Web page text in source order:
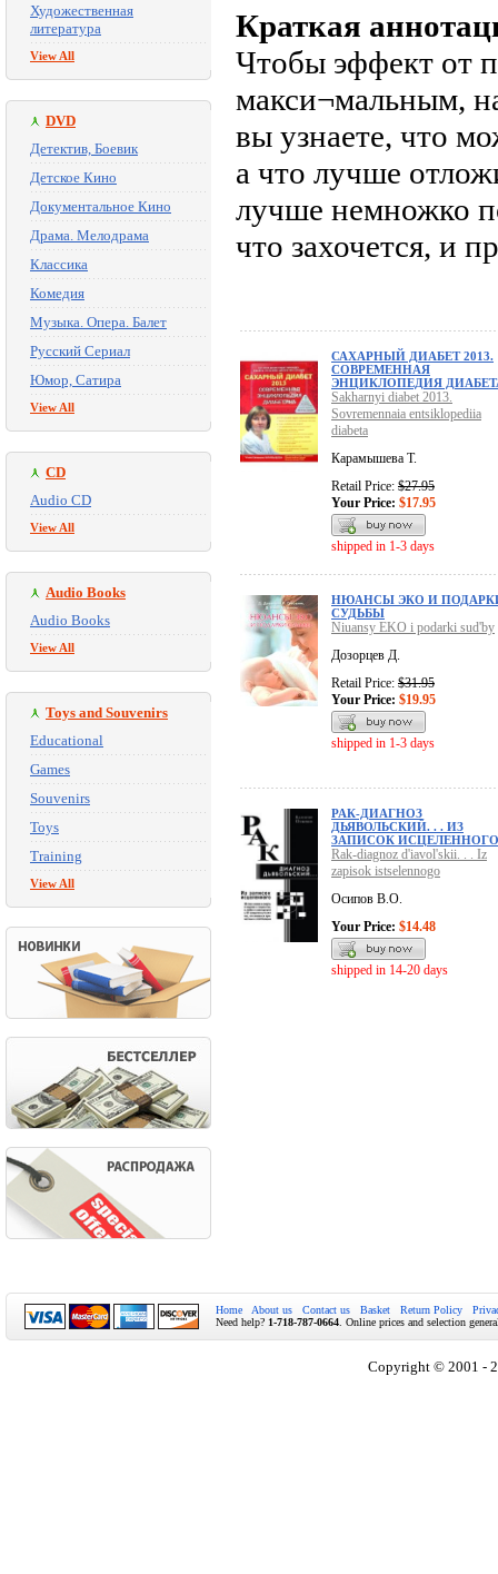
Художественная
литература
View All
DVD
Детектив, Боевик
Детское Кино
Документальное Кино
Драма. Мелодрама
Классика
Комедия
Музыка. Опера. Балет
Русский Сериал
Юмор, Сатира
View All
CD
Audio CD
View All
Audio Books
Audio Books
View All
Toys and Souvenirs
Educational
Games
Souvenirs
Toys
Training
View All
Краткая
Чтобы эффект от
макси¬мальным,
вы узнаете, что
а что лучше
лучше немножко
что захочется, и
САХАРНЫЙ ДИАБЕТ 2013.
СОВРЕМЕННАЯ
ЭНЦИКЛОПЕДИЯ
Sakharnyi diabet 2013.
Sovremennaia entsiklopediia
diabeta
Карамышева Т.
Retail Price: $27.95
Your Price: $17.95
shipped in 1-3 days
НЮАНСЫ ЭКО И
СУДЬБЫ
Niuansy EKO i podarki sud'by
Дозорцев Д.
Retail Price: $31.95
Your Price: $19.95
shipped in 1-3 days
РАК-ДИАГНОЗ
ДЬЯВОЛЬСКИЙ. . . ИЗ
ЗАПИСОК ИСЦЕЛЕННОГО
Rak-diagnoz d'iavol'skii. . . Iz
zapisok istselennogo
Осипов В.О.
Your Price: $14.48
shipped in 14-20 days
Home About us Contact us Basket Return Policy
Need help? 1-718-787-0664 . Online prices and selection
Copyright © 2001 -